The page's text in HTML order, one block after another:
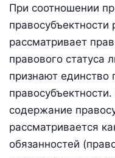
При соотношении
рассматривает
правового статуса
признают единство
содержание
рассматривается
обязанностей